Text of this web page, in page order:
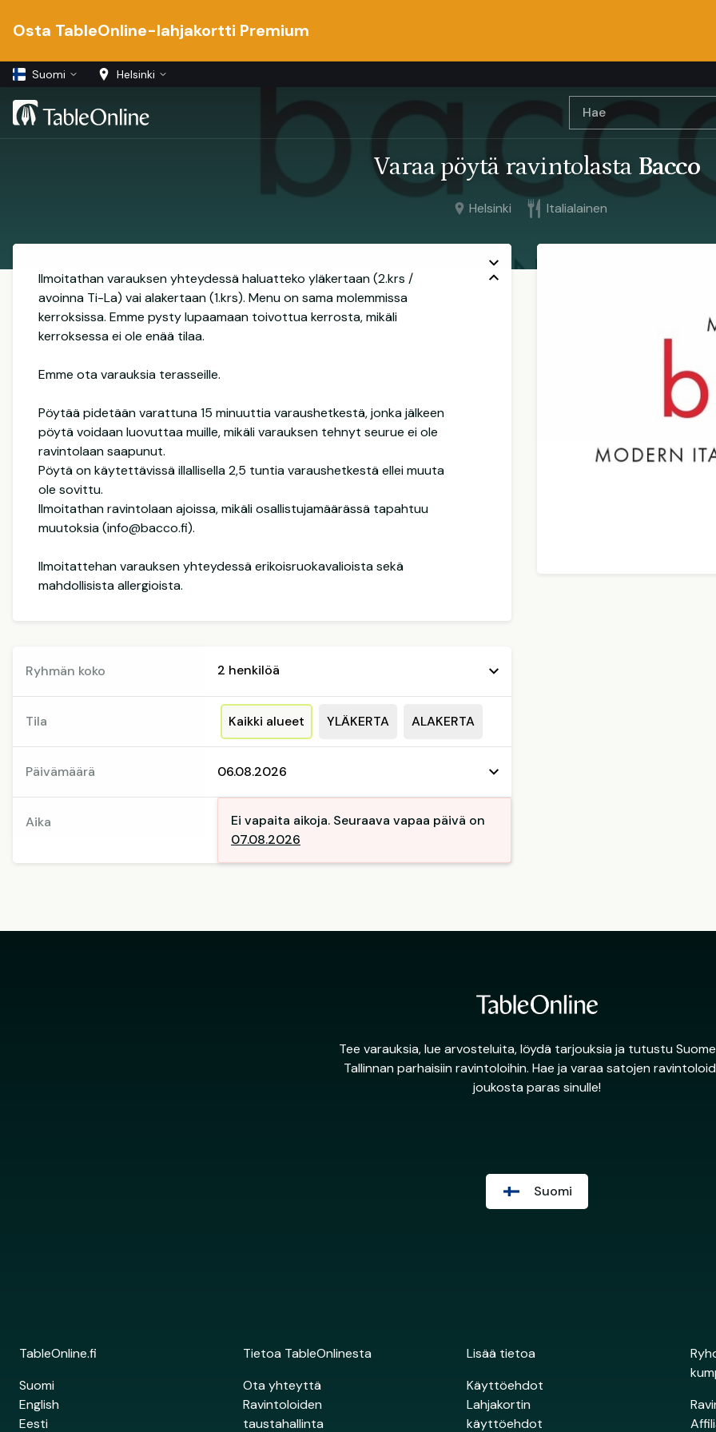
Osta TableOnline-lahjakortti Premium
Suomi Helsinki
Varaa pöytä ravintolasta Bacco
Helsinki Italialainen
Ilmoitathan varauksen yhteydessä haluatteko yläkertaan (2.krs /
avoinna Ti-La) vai alakertaan (1.krs). Menu on sama molemmissa
kerroksissa. Emme pysty lupaamaan toivottua kerrosta, mikäli
kerroksessa ei ole enää tilaa.
Emme ota varauksia terasseille.
Pöytää pidetään varattuna 15 minuuttia varaushetkestä, jonka jälkeen
pöytä voidaan luovuttaa muille, mikäli varauksen tehnyt seurue ei ole
ravintolaan saapunut.
Pöytä on käytettävissä illallisella 2,5 tuntia varaushetkestä ellei muuta
ole sovittu.
Ilmoitathan ravintolaan ajoissa, mikäli osallistujamäärässä tapahtuu
muutoksia (info@bacco.fi).
Ilmoitattehan varauksen yhteydessä erikoisruokavalioista sekä
mahdollisista allergioista.
Ryhmän koko
Tila Kaikki alueet YLÄKERTA ALAKERTA
Päivämäärä 06.08.2026
Aika
Ei vapaita aikoja. Seuraava vapaa päivä on
07.08.2026
Tee varauksia, lue arvosteluita, löydä tarjouksia ja tutustu
Tallinnan parhaisiin ravintoloihin. Hae ja varaa satojen
joukosta paras sinulle!
Suomi
TableOnline.fi
Suomi
English
Eesti
Tietoa TableOnlinesta
Ota yhteyttä
Ravintoloiden
taustahallinta
Lisää tietoa
Käyttöehdot
Lahjakortin
käyttöehdot